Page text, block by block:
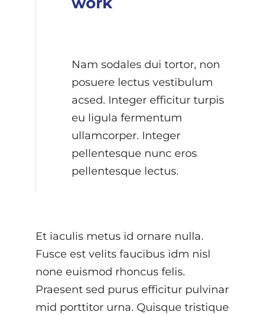
Nam sodales dui tortor, non
posuere lectus vestibulum
acsed. Integer efficitur turpis
eu ligula fermentum
ullamcorper. Integer
pellentesque nunc eros
pellentesque lectus.
Et iaculis metus id ornare nulla.
Fusce est velits faucibus idm nisl
none euismod rhoncus felis.
Praesent sed purus efficitur pulvinar
mid porttitor urna. Quisque tristique